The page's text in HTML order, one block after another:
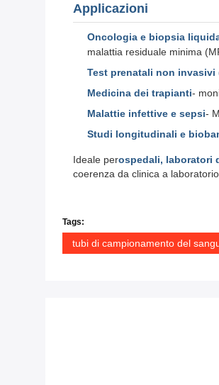
Applicazioni
Oncologia e biopsia
malattia residuale minima
Test prenatali non invasivi
Medicina dei trapianti-
Malattie infettive e sepsi-
Studi longitudinali e
Ideale perospedali, laboratori
coerenza da clinica a
Tags:
tubi di campionamento del